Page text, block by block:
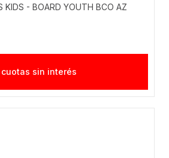
KIDS - BOARD YOUTH BCO AZ
cuotas sin interés